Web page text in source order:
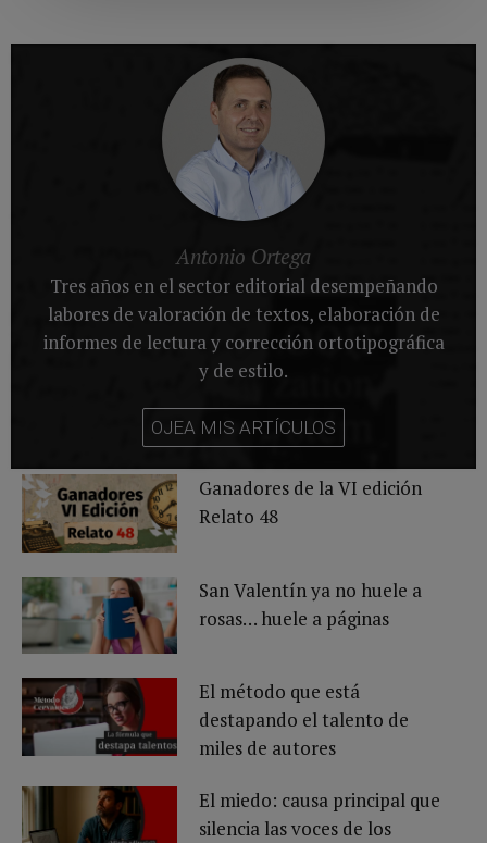
Antonio Ortega
Tres años en el sector editorial desempeñando
labores de valoración de textos, elaboración de
informes de lectura y corrección ortotipográfica
y de estilo.
OJEA MIS ARTÍCULOS
Ganadores de la VI edición
Relato 48
San Valentín ya no huele a
rosas… huele a páginas
El método que está
destapando el talento de
miles de autores
El miedo: causa principal que
silencia las voces de los